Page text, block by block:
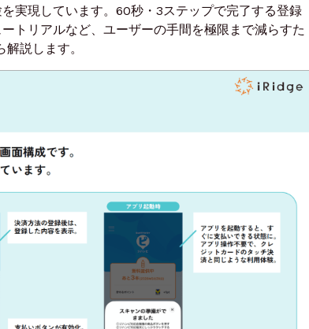
実現しています。60秒・3ステップで完了する登録
トリアルなど、ユーザーの手間を極限まで減らすた
説します。